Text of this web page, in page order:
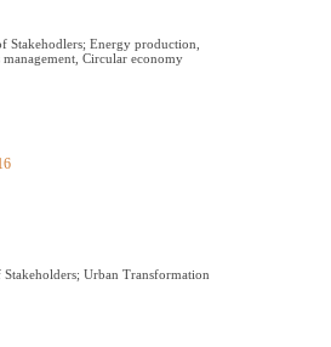
Stakehodlers; Energy production,
management, Circular economy
Stakeholders; Urban Transformation